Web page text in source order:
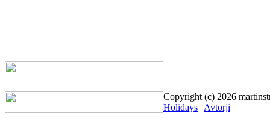
Copyright (c) 2026
Holidays | Avtorji